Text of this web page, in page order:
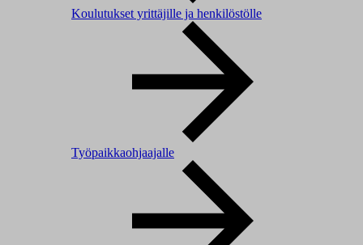
Koulutukset yrittäjille ja henkilöstölle
Työpaikkaohjaajalle